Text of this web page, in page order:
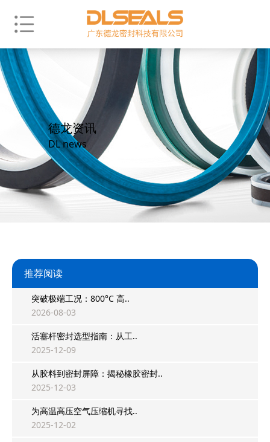
德龙资讯
DL news
推荐阅读
突破极端工况：800°C 高..
2026-08-03
活塞杆密封选型指南：从工..
2025-12-09
从胶料到密封屏障：揭秘橡胶密封..
2025-12-03
为高温高压空气压缩机寻找..
2025-12-02